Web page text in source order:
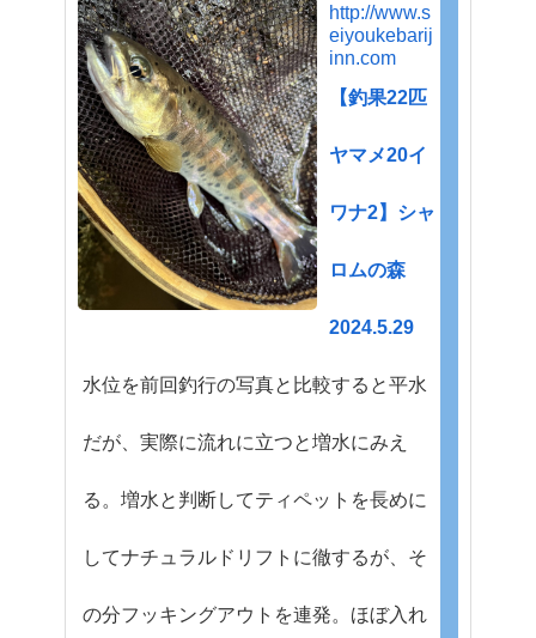
http://www.s
eiyoukebarij
inn.com
【釣果22匹
ヤマメ20イ
ワナ2】シャ
ロムの森
2024.5.29
水位を前回釣行の写真と比較すると平水
だが、実際に流れに立つと増水にみえ
る。増水と判断してティペットを長めに
してナチュラルドリフトに徹するが、そ
の分フッキングアウトを連発。ほぼ入れ